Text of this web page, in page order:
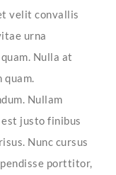
velit convallis
urna
Nulla at
quam.
Nullam
justo finibus
Nunc cursus
porttitor,